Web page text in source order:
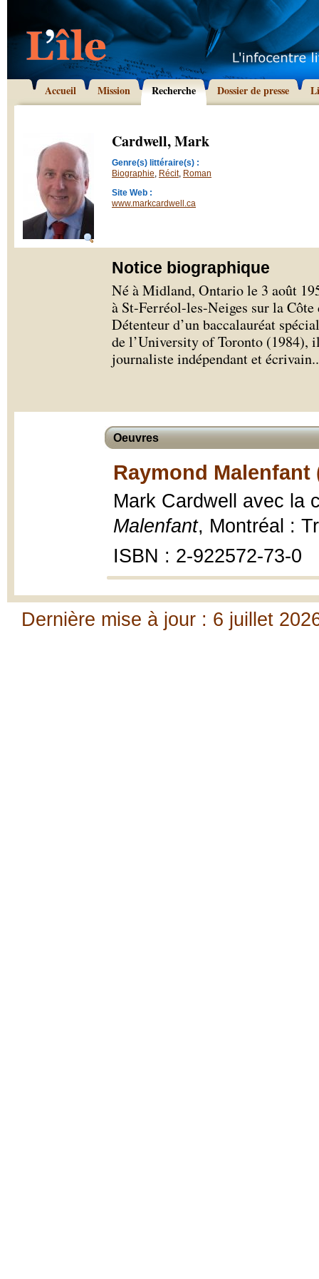
Accueil Mission Recherche Dossier de presse
Cardwell, Mark
Genre(s) littéraire(s) :
Biographie, Récit, Roman
Site Web :
www.markcardwell.ca
Notice biographique
Né à Midland, Ontario le 3 août
à St-Ferréol-les-Neiges sur la
Détenteur d’un baccalauréat
de l’University of Toronto (1984),
journaliste indépendant et écrivain.
Oeuvres
Raymond Malenfant
Mark Cardwell avec la
Malenfant, Montréal :
ISBN : 2-922572-73-0
Dernière mise à jour : 6 juillet